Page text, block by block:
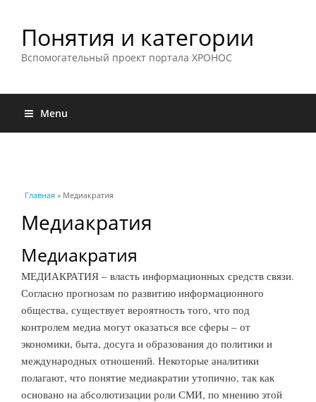
Понятия и категории
Вспомогательный проект портала ХРОНОС
Menu
Вы здесь
Главная » Медиакратия
Медиакратия
Медиакратия
МЕДИАКРАТИЯ – власть информационных средств связи.
Согласно прогнозам по развитию информационного
общества, существует вероятность того, что под
контролем медиа могут оказаться все сферы – от
экономики, быта, досуга и образования до политики и
международных отношений. Некоторые аналитики
полагают, что понятие медиакратии утопично, так как
основано на абсолютизации роли СМИ, по мнению этой